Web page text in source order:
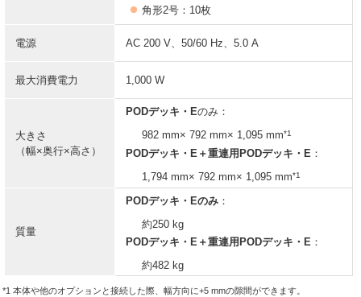
角形2号：10枚
電源 AC 200 V、50/60 Hz、5.0 A
最大消費電力 1,000 W
大きさ
（幅×奥行×高さ）
PODデッキ・Eのみ：
982 mm× 792 mm× 1,095 mm*1
PODデッキ・E ＋重連用PODデッキ・E ：
1,794 mm× 792 mm× 1,095 mm*1
質量
PODデッキ・Eのみ ：
約250 kg
PODデッキ・E＋重連用PODデッキ・E ：
約482 kg
*1 本体や他のオプションと接続した際、幅方向に+5 mmの隙間ができます。